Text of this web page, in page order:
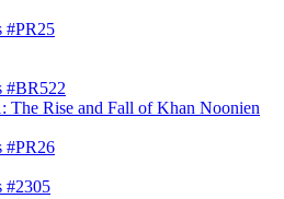
#PR25
#BR522
The Rise and Fall of Khan Noonien
#PR26
#2305